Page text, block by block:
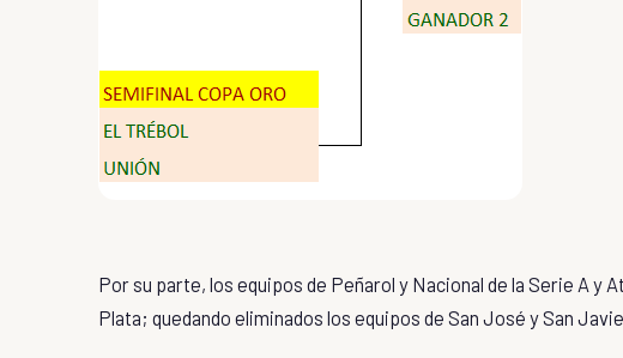
Por su parte, los equipos de Peñarol y Nacional de la Serie A y
Plata; quedando eliminados los equipos de San José y San